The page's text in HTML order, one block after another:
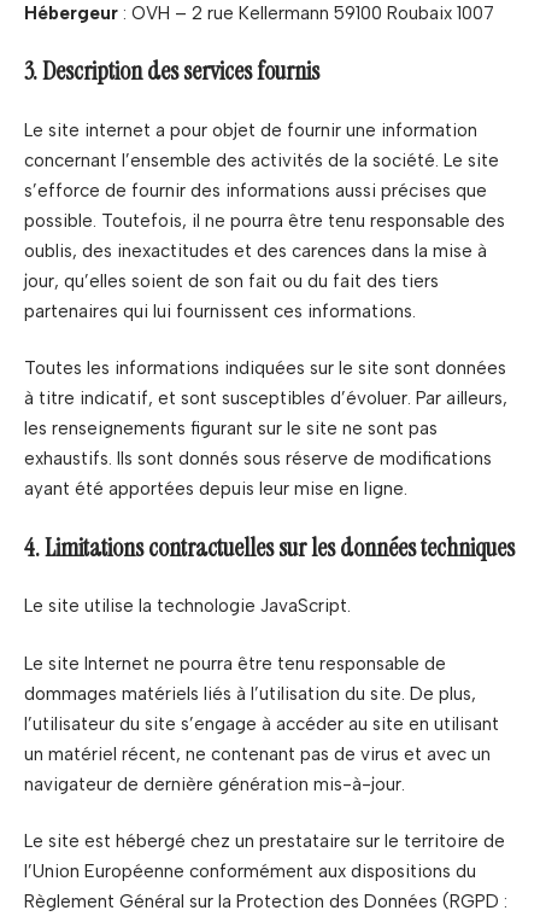
Hébergeur : OVH – 2 rue Kellermann 59100 Roubaix 1007
3. Description des services fournis
Le site internet a pour objet de fournir une information
concernant l’ensemble des activités de la société. Le site
s’efforce de fournir des informations aussi précises que
possible. Toutefois, il ne pourra être tenu responsable des
oublis, des inexactitudes et des carences dans la mise à
jour, qu’elles soient de son fait ou du fait des tiers
partenaires qui lui fournissent ces informations.
Toutes les informations indiquées sur le site sont données
à titre indicatif, et sont susceptibles d’évoluer. Par ailleurs,
les renseignements figurant sur le site ne sont pas
exhaustifs. Ils sont donnés sous réserve de modifications
ayant été apportées depuis leur mise en ligne.
4. Limitations contractuelles sur les données techniques
Le site utilise la technologie JavaScript.
Le site Internet ne pourra être tenu responsable de
dommages matériels liés à l’utilisation du site. De plus,
l’utilisateur du site s’engage à accéder au site en utilisant
un matériel récent, ne contenant pas de virus et avec un
navigateur de dernière génération mis-à-jour.
Le site est hébergé chez un prestataire sur le territoire de
l’Union Européenne conformément aux dispositions du
Règlement Général sur la Protection des Données (RGPD :